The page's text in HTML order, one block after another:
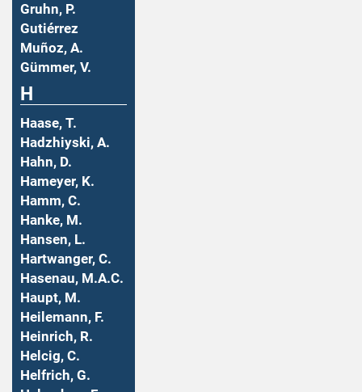
Gruhn, P.
Gutiérrez
Muñoz, A.
Gümmer, V.
H
Haase, T.
Hadzhiyski, A.
Hahn, D.
Hameyer, K.
Hamm, C.
Hanke, M.
Hansen, L.
Hartwanger, C.
Hasenau, M.A.C.
Haupt, M.
Heilemann, F.
Heinrich, R.
Helcig, C.
Helfrich, G.